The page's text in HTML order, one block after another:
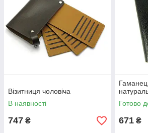
Візитниця чоловіча
В наявності
747 ₴
Готово
671 ₴